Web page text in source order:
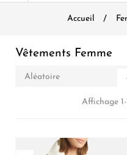
Accueil
Vêtements Femme
Aléatoire
Affichage